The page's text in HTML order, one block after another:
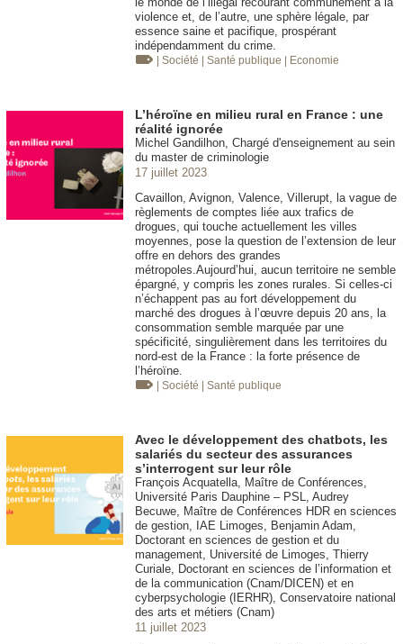
violence et, de l’autre, une sphère légale, par
essence saine et pacifique, prospérant
indépendamment du crime.
| Société | Santé publique | Economie
L’héroïne en milieu rural en France : une
réalité ignorée
Michel Gandilhon, Chargé d'enseignement au sein
du master de criminologie
17 juillet 2023
Cavaillon, Avignon, Valence, Villerupt, la vague de
règlements de comptes liée aux trafics de
drogues, qui touche actuellement les villes
moyennes, pose la question de l’extension de leur
offre en dehors des grandes
métropoles.Aujourd’hui, aucun territoire ne semble
épargné, y compris les zones rurales. Si celles-ci
n’échappent pas au fort développement du
marché des drogues à l’œuvre depuis 20 ans, la
consommation semble marquée par une
spécificité, singulièrement dans les territoires du
nord-est de la France : la forte présence de
l’héroïne.
| Société | Santé publique
Avec le développement des chatbots, les
salariés du secteur des assurances
s’interrogent sur leur rôle
François Acquatella, Maître de Conférences,
Université Paris Dauphine – PSL, Audrey
Becuwe, Maître de Conférences HDR en sciences
de gestion, IAE Limoges, Benjamin Adam,
Doctorant en sciences de gestion et du
management, Université de Limoges, Thierry
Curiale, Doctorant en sciences de l’information et
de la communication (Cnam/DICEN) et en
cyberpsychologie (IERHR), Conservatoire national
des arts et métiers (Cnam)
11 juillet 2023